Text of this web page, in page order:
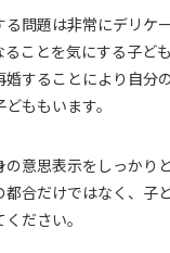
る問題は非常にデリケ
ることを気にする子ど
することにより自分
ももいます。
の意思表示をしっかり
合だけではなく、子
ださい。